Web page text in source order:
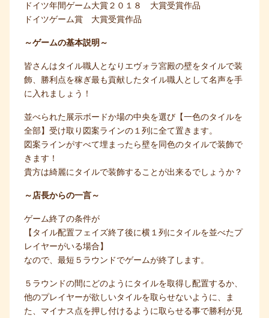
ドイツ年間ゲーム大賞２０１８ 大賞受賞作品
ドイツゲーム賞 大賞受賞作品
～ゲームの基本説明～
皆さんはタイル職人となりエヴォラ宮殿の壁をタイルで装
飾、勝利点を稼ぎ最も貢献したタイル職人として名声を手
に入れましょう！
並べられた展示ボードか場の中央を選び【一色のタイルを
全部】受け取り図案ラインの１列に全て置きます。
図案ラインがすべて埋まったら壁を同色のタイルで装飾で
きます！
貴方は綺麗にタイルで装飾することが出来るでしょうか？
～店長からの一言～
ゲーム終了の条件が
【タイル配置フェイズ終了後に横１列にタイルを並べたプ
レイヤーがいる場合】
なので、最短５ラウンドでゲームが終了します。
５ラウンドの間にどのようにタイルを取得し配置するか、
他のプレイヤーが欲しいタイルを取らせないように、ま
た、マイナス点を押し付けるように取らせる事で勝利が見